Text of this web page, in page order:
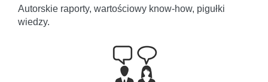
Autorskie raporty, wartościowy know-how, pigułki
wiedzy.